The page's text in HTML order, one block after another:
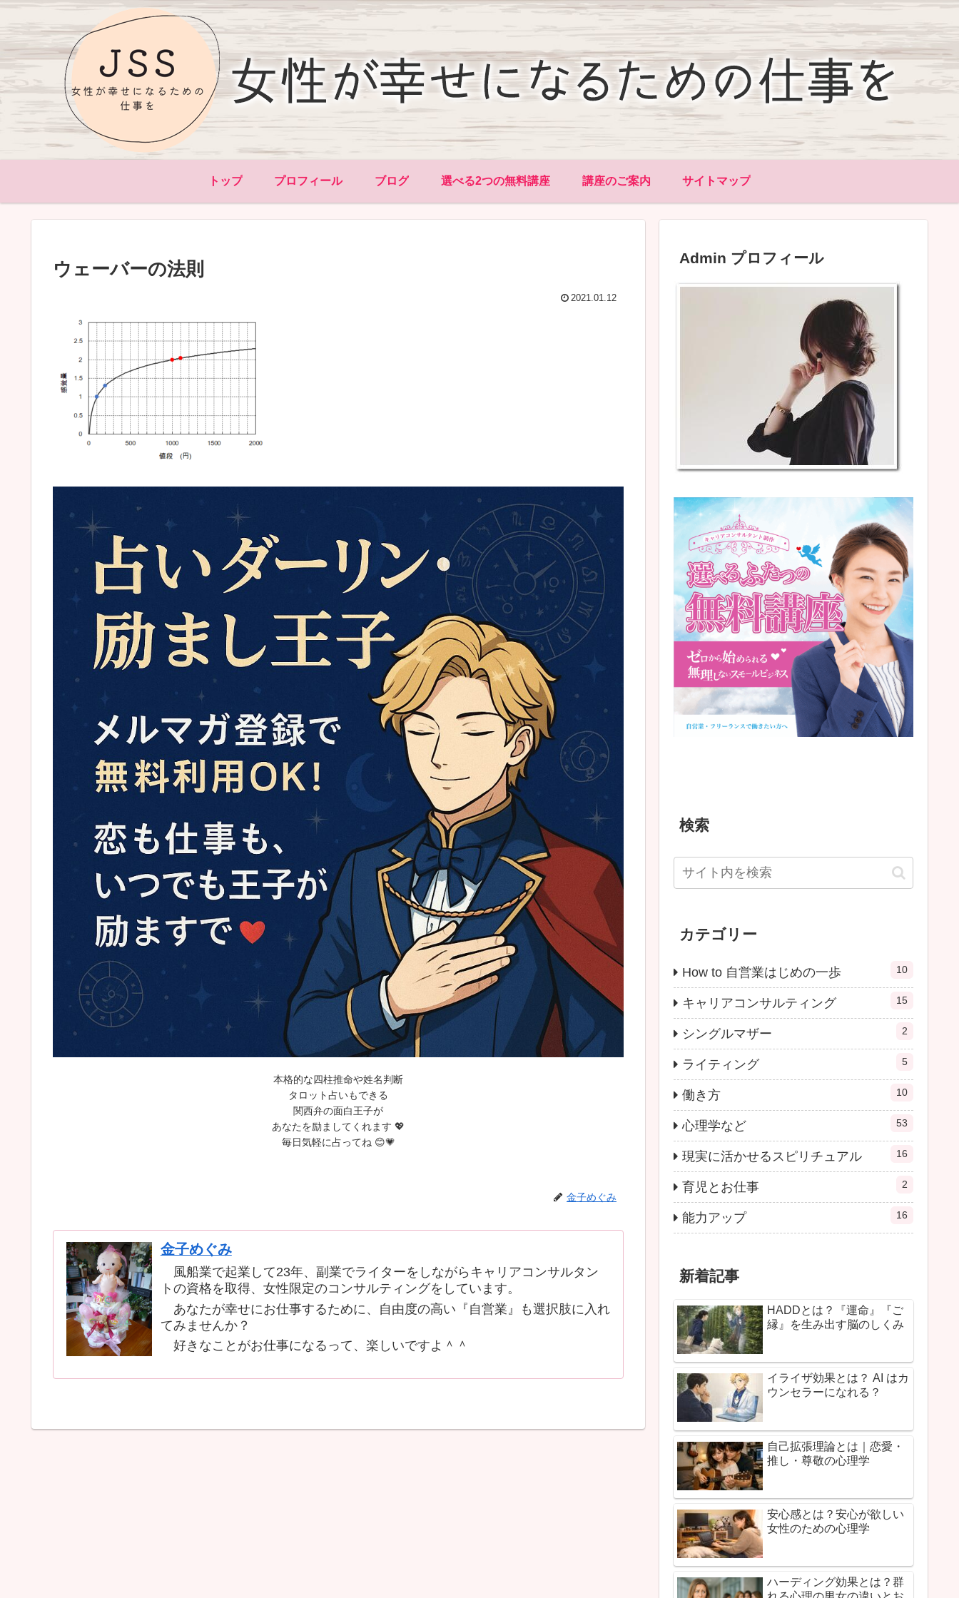
トップ プロフィール ブログ 選べる2つの無料講座 講座のご案内 サイトマップ
ウェーバーの法則
2021.01.12
本格的な四柱推命や姓名判断
タロット占いもできる
関西弁の面白王子が
あなたを励ましてくれます 💖
毎日気軽に占ってね 😊💗
金子めぐみ
金子めぐみ
風船業で起業して23年、副業でライターをしながらキャリアコンサルタン
トの資格を取得、女性限定のコンサルティングをしています。
あなたが幸せにお仕事するために、自由度の高い『自営業』も選択肢に入れ
てみませんか？
好きなことがお仕事になるって、楽しいですよ＾＾
Admin プロフィール
検索
カテゴリー
How to 自営業はじめの一歩 10
キャリアコンサルティング 15
シングルマザー 2
ライティング 5
働き方 10
心理学など 53
現実に活かせるスピリチュアル 16
育児とお仕事 2
能力アップ 16
新着記事
HADDとは？『運命』『ご
縁』を生み出す脳のしくみ
イライザ効果とは？ AI はカ
ウンセラーになれる？
自己拡張理論とは｜恋愛・
推し・尊敬の心理学
安心感とは？安心が欲しい
女性のための心理学
ハーディング効果とは？群